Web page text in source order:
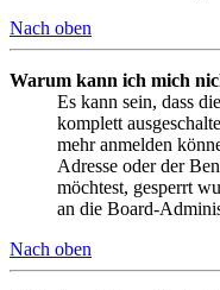
Nach oben
Warum kann ich mich
Es kann sein, dass
komplett
mehr anmelden
Adresse oder der
möchtest, gesperrt
an die Board-
Nach oben